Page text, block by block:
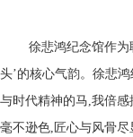
徐悲鸿纪念馆作
头’的核心气韵。徐悲
与时代精神的马,我倍
毫不逊色,匠心与风骨